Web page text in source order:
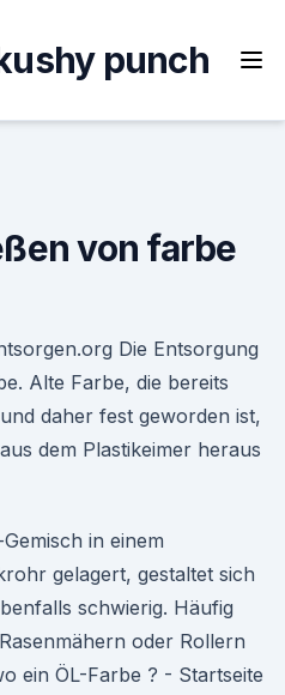
punch
von farbe
Die Entsorgung
Alte Farbe, die bereits
daher fest geworden ist,
dem Plastikeimer heraus
in einem
gelagert, gestaltet sich
schwierig. Häufig
oder Rollern
ein ÖL-Farbe ? - Startseite